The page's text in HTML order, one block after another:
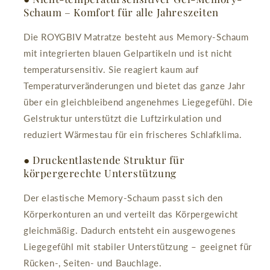
Schaum – Komfort für alle Jahreszeiten
Die ROYGBIV Matratze besteht aus Memory-Schaum
mit integrierten blauen Gelpartikeln und ist nicht
temperatursensitiv. Sie reagiert kaum auf
Temperaturveränderungen und bietet das ganze Jahr
über ein gleichbleibend angenehmes Liegegefühl. Die
Gelstruktur unterstützt die Luftzirkulation und
reduziert Wärmestau für ein frischeres Schlafklima.
● Druckentlastende Struktur für
körpergerechte Unterstützung
Der elastische Memory-Schaum passt sich den
Körperkonturen an und verteilt das Körpergewicht
gleichmäßig. Dadurch entsteht ein ausgewogenes
Liegegefühl mit stabiler Unterstützung – geeignet für
Rücken-, Seiten- und Bauchlage.